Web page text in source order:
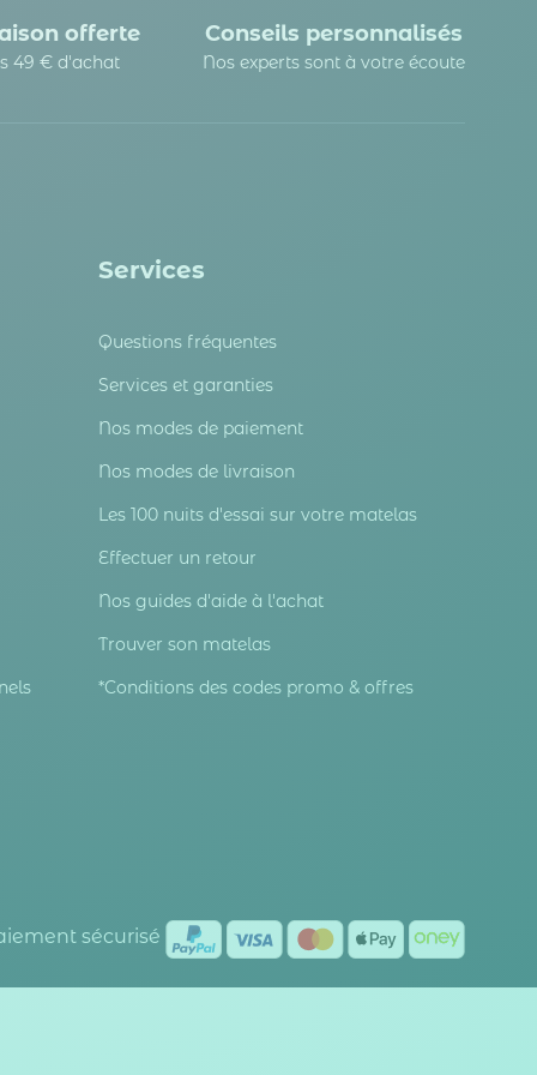
offerte
49 € d'achat
Conseils personnalisés
Nos experts sont à votre écoute
Services
Questions fréquentes
Services et garanties
Nos modes de paiement
Nos modes de livraison
Les 100 nuits d'essai sur votre matelas
Effectuer un retour
Nos guides d'aide à l'achat
Trouver son matelas
*Conditions des codes promo & offres
sécurisé